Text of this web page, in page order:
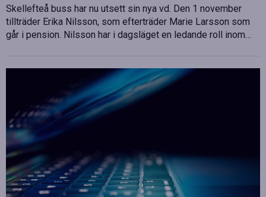
Skellefteå buss har nu utsett sin nya vd. Den 1 november
tillträder Erika Nilsson, som efterträder Marie Larsson som
går i pension. Nilsson har i dagsläget en ledande roll inom…